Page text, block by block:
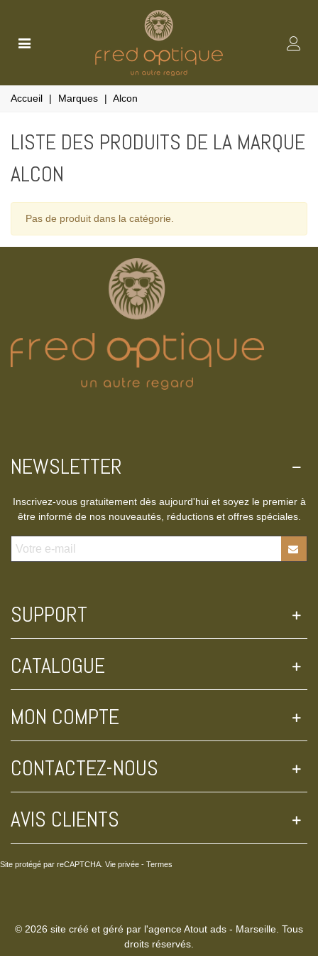
Accueil | Marques | Alcon
LISTE DES PRODUITS DE LA MARQUE
ALCON
Pas de produit dans la catégorie.
NEWSLETTER
Inscrivez-vous gratuitement dès aujourd'hui et soyez le premier à
être informé de nos nouveautés, réductions et offres spéciales.
SUPPORT
CATALOGUE
MON COMPTE
CONTACTEZ-NOUS
AVIS CLIENTS
Site protégé par reCAPTCHA. Vie privée - Termes
© 2026 site créé et géré par l'agence Atout ads - Marseille. Tous
droits réservés.